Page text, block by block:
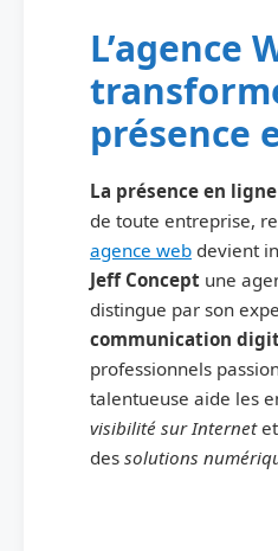
L’agence
présence
La présence en ligne
de toute entreprise,
agence web devient
Jeff Concept une
distingue par son
communication
professionnels
talentueuse aide les
visibilité sur Internet
des solutions